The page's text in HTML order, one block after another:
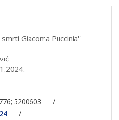
Giacoma Puccinia''
5200603
/
/